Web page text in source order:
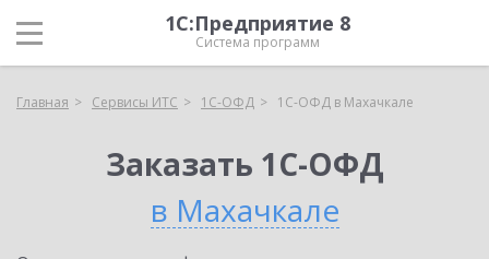
1С:Предприятие 8
Система программ
Главная Сервисы ИТС 1С-ОФД 1С-ОФД в Махачкале
Заказать 1С-ОФД
в Махачкале